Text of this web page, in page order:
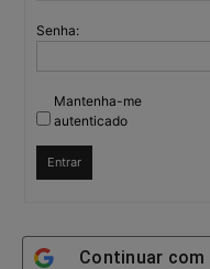
Senha:
Mantenha-me
autenticado
Entrar
Continuar com